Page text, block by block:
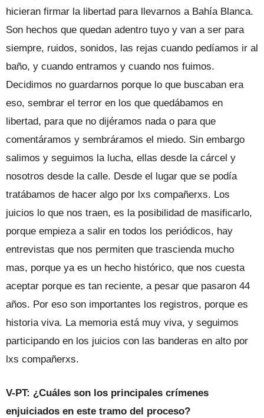
hicieran firmar la libertad para llevarnos a Bahía Blanca.
Son hechos que quedan adentro tuyo y van a ser para
siempre, ruidos, sonidos, las rejas cuando pedíamos ir al
baño, y cuando entramos y cuando nos fuimos.
Decidimos no guardarnos porque lo que buscaban era
eso, sembrar el terror en los que quedábamos en
libertad, para que no dijéramos nada o para que
comentáramos y sembráramos el miedo. Sin embargo
salimos y seguimos la lucha, ellas desde la cárcel y
nosotros desde la calle. Desde el lugar que se podía
tratábamos de hacer algo por lxs compañerxs. Los
juicios lo que nos traen, es la posibilidad de masificarlo,
porque empieza a salir en todos los periódicos, hay
entrevistas que nos permiten que trascienda mucho
mas, porque ya es un hecho histórico, que nos cuesta
aceptar porque es tan reciente, a pesar que pasaron 44
años. Por eso son importantes los registros, porque es
historia viva. La memoria está muy viva, y seguimos
participando en los juicios con las banderas en alto por
lxs compañerxs.
V-PT: ¿Cuáles son los principales crímenes
enjuiciados en este tramo del proceso?